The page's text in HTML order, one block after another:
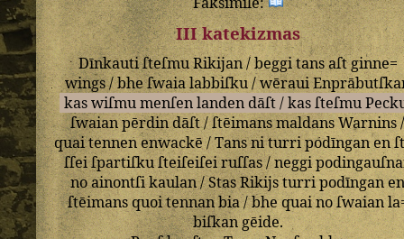
III katekizmas
DīnkautiſteſmuRikijan/beggitansaſtginne=
wings/bheſwaialabbiſku/wēraui
kaswiſmumenſenlanden dāſt/kasſteſmu
ſwaianpērdindāſt/ſtēimansmaldans Warnins
quaitennenenwackē/Tansniturripodīngan en
ſſeiſpartiſkuſteiſeiſeiruſſas/neggi
noainontſikaulan/StasRikijsturripodīngan
ſtēimans quoitennanbia/bhequainoſwaian
biſkangēide.